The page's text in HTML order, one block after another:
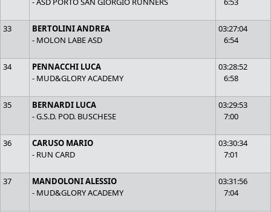
33
BERTOLINI ANDREA
- MOLON LABE ASD
03:27:04
6:54
34
PENNACCHI LUCA
- MUD&GLORY ACADEMY
03:28:52
6:58
35
BERNARDI LUCA
- G.S.D. POD. BUSCHESE
03:29:53
7:00
36
CARUSO MARIO
- RUN CARD
03:30:34
7:01
37
MANDOLONI ALESSIO
- MUD&GLORY ACADEMY
03:31:56
7:04